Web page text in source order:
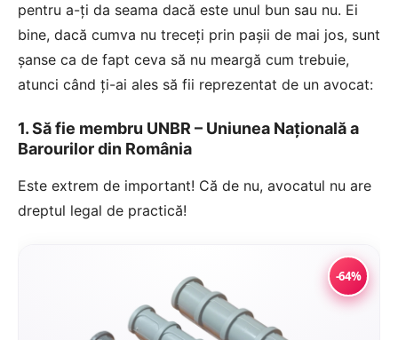
pentru a-ți da seama dacă este unul bun sau nu. Ei
bine, dacă cumva nu treceți prin pașii de mai jos, sunt
șanse ca de fapt ceva să nu meargă cum trebuie,
atunci când ți-ai ales să fii reprezentat de un avocat:
1. Să fie membru UNBR – Uniunea Națională a
Barourilor din România
Este extrem de important! Că de nu, avocatul nu are
dreptul legal de practică!
-64%